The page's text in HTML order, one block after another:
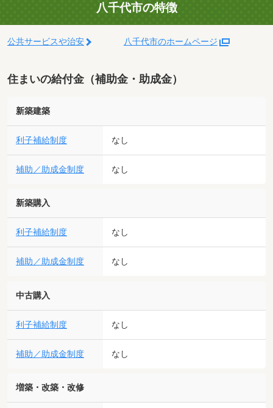
八千代市の特徴
公共サービスや治安 八千代市のホームページ
住まいの給付金（補助金・助成金）
新築建築
利子補給制度 なし
補助／助成金制度 なし
新築購入
利子補給制度 なし
補助／助成金制度 なし
中古購入
利子補給制度 なし
補助／助成金制度 なし
増築・改築・改修